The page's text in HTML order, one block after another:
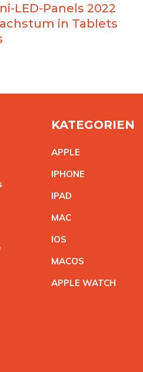
LED-Panels 2022
in Tablets
KATEGORIEN
APPLE
IPHONE
IPAD
MAC
IOS
MACOS
APPLE WATCH